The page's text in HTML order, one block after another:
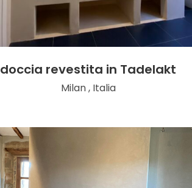
doccia revestita in Tadelakt
Milan , Italia